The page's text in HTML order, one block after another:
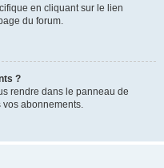
en cliquant sur le lien
du forum.
?
rendre dans le panneau de
vos abonnements.